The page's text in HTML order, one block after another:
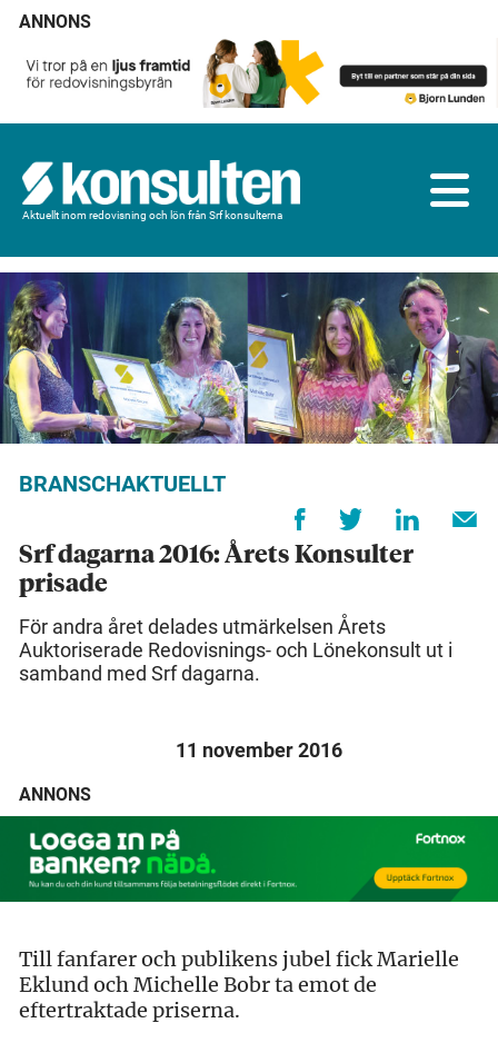
ANNONS
Aktuellt inom redovisning och lön från Srf konsulterna
BRANSCHAKTUELLT
Srf dagarna 2016: Årets Konsulter
prisade
För andra året delades utmärkelsen Årets
Auktoriserade Redovisnings- och Lönekonsult ut i
samband med Srf dagarna.
11 november 2016
ANNONS
Till fanfarer och publikens jubel fick Marielle
Eklund och Michelle Bobr ta emot de
eftertraktade priserna.